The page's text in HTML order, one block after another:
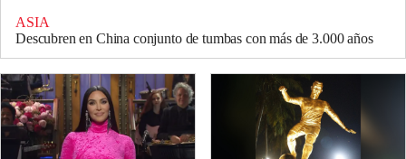
ASIA
Descubren en China conjunto de tumbas con más de 3.000 años